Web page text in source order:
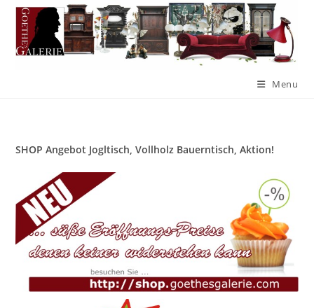
Menu
SHOP Angebot Jogltisch, Vollholz Bauerntisch, Aktion!